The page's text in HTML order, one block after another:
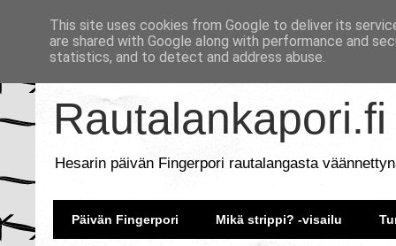
Rautalankapori.fi
Hesarin päivän Fingerpori rautalangasta
Päivän Fingerpori Mikä strippi? -visailu
This site uses cookies from Google to deliver its
are shared with Google along with performance and
statistics, and to detect and address abuse.